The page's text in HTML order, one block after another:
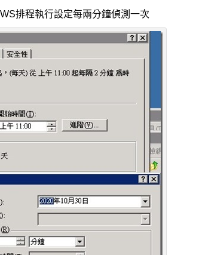
排程執行設定每兩分鐘偵測一次